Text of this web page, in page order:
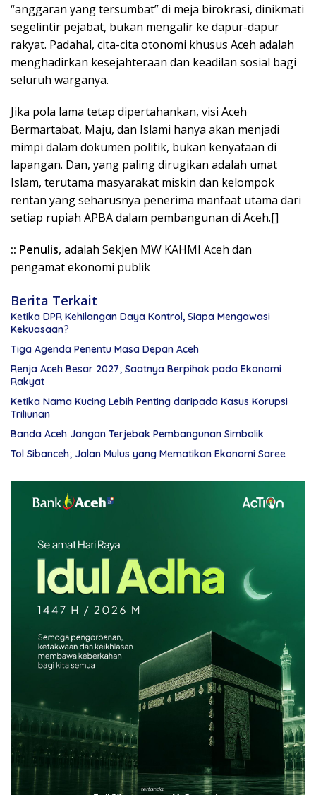
“anggaran yang tersumbat” di meja birokrasi, dinikmati
segelintir pejabat, bukan mengalir ke dapur-dapur
rakyat. Padahal, cita-cita otonomi khusus Aceh adalah
menghadirkan kesejahteraan dan keadilan sosial bagi
seluruh warganya.
Jika pola lama tetap dipertahankan, visi Aceh
Bermartabat, Maju, dan Islami hanya akan menjadi
mimpi dalam dokumen politik, bukan kenyataan di
lapangan. Dan, yang paling dirugikan adalah umat
Islam, terutama masyarakat miskin dan kelompok
rentan yang seharusnya penerima manfaat utama dari
setiap rupiah APBA dalam pembangunan di Aceh.[]
:: Penulis, adalah Sekjen MW KAHMI Aceh dan
pengamat ekonomi publik
Berita Terkait
Ketika DPR Kehilangan Daya Kontrol, Siapa Mengawasi
Kekuasaan?
Tiga Agenda Penentu Masa Depan Aceh
Renja Aceh Besar 2027; Saatnya Berpihak pada Ekonomi
Rakyat
Ketika Nama Kucing Lebih Penting daripada Kasus Korupsi
Triliunan
Banda Aceh Jangan Terjebak Pembangunan Simbolik
Tol Sibanceh; Jalan Mulus yang Mematikan Ekonomi Saree